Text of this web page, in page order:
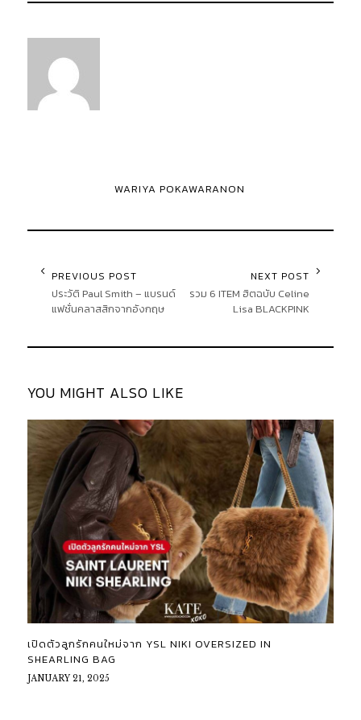
WARIYA POKAWARANON
PREVIOUS POST
ประวัติ Paul Smith – แบรนด์
แฟชั่นคลาสสิกจากอังกฤษ
NEXT POST
รวม 6 ITEM ฮิตฉบับ Celine
Lisa BLACKPINK
YOU MIGHT ALSO LIKE
เปิดตัวลูกรักคนใหม่จาก YSL NIKI OVERSIZED IN
SHEARLING BAG
JANUARY 21, 2025